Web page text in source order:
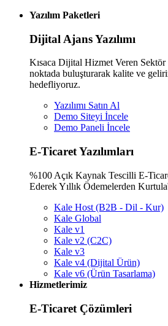
Yazılım Paketleri
Dijital Ajans Yazılımı
Kısaca Dijital Hizmet Veren Sektör
noktada buluşturarak kalite ve
hedefliyoruz.
Yazılımı Satın Al
Demo Siteyi İncele
Demo Paneli İncele
E-Ticaret Yazılımları
%100 Açık Kaynak Tescilli E-
Ederek Yıllık Ödemelerden
Kale Host (B2B - Dil - Kur)
Kale Global
Kale v1
Kale v2 (C2C)
Kale v3
Kale v4 (Dijital Ürün)
Kale v6 (Ürün Tasarlama)
Hizmetlerimiz
E-Ticaret Çözümleri